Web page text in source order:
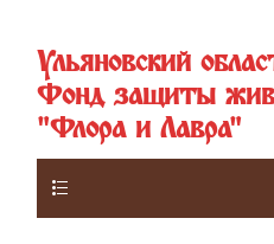
Ульяновский
Фонд защиты
"Флора и Лавра"